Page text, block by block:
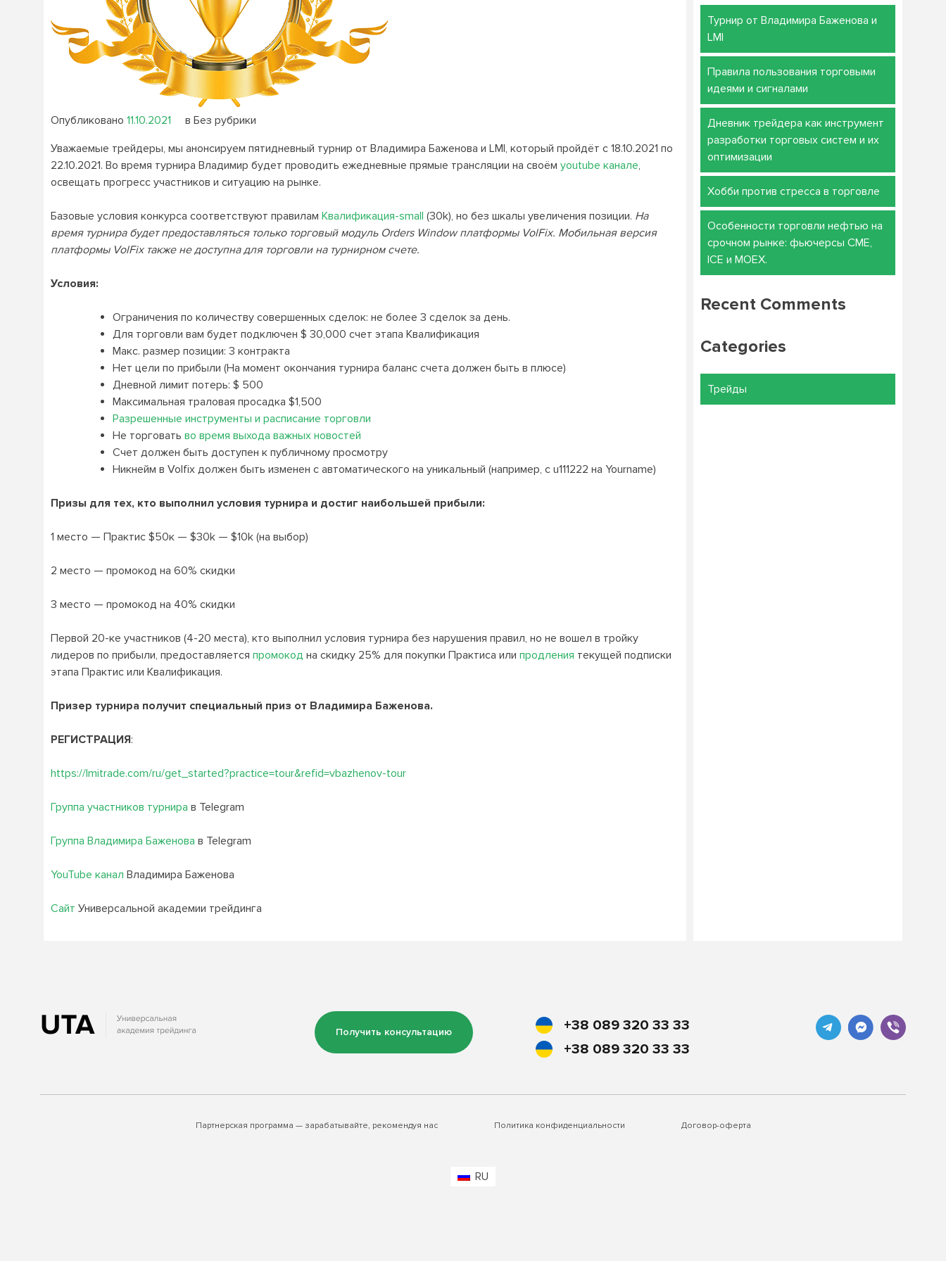
Опубликовано 11.10.2021
в Без рубрики
Уважаемые трейдеры, мы анонсируем пятидневный турнир от Владимира Баженова и LMI, который пройдёт с 18.10.2021 по
22.10.2021. Во время турнира Владимир будет проводить ежедневные прямые трансляции на своём youtube канале,
освещать прогресс участников и ситуацию на рынке.
Базовые условия конкурса соответствуют правилам Квалификация-small (30k), но без шкалы увеличения позиции. На
время турнира будет предоставляться только торговый модуль Orders Window платформы VolFix. Мобильная версия
платформы VolFix также не доступна для торговли на турнирном счете.
Условия:
Ограничения по количеству совершенных сделок: не более 3 сделок за день.
Для торговли вам будет подключен $ 30,000 счет этапа Квалификация
Макс. размер позиции: 3 контракта
Нет цели по прибыли (На момент окончания турнира баланс счета должен быть в плюсе)
Дневной лимит потерь: $ 500
Максимальная траловая просадка $1,500
Разрешенные инструменты и расписание торговли
Не торговать во время выхода важных новостей
Счет должен быть доступен к публичному просмотру
Никнейм в Volfix должен быть изменен с автоматического на уникальный (например, с u111222 на Yourname)
Призы для тех, кто выполнил условия турнира и достиг наибольшей прибыли:
1 место — Практис $50к — $30k — $10k (на выбор)
2 место — промокод на 60% скидки
3 место — промокод на 40% скидки
Первой 20-ке участников (4-20 места), кто выполнил условия турнира без нарушения правил, но не вошел в тройку
лидеров по прибыли, предоставляется промокод на скидку 25% для покупки Практиса или продления текущей подписки
этапа Практис или Квалификация.
Призер турнира получит специальный приз от Владимира Баженова.
РЕГИСТРАЦИЯ:
https://lmitrade.com/ru/get_started?practice=tour&refid=vbazhenov-tour
Группа участников турнира в Telegram
Группа Владимира Баженова в Telegram
YouTube канал Владимира Баженова
Сайт Универсальной академии трейдинга
Турнир от Владимира Баженова и
LMI
Правила пользования торговыми
идеями и сигналами
Дневник трейдера как инструмент
разработки торговых систем и их
оптимизации
Хобби против стресса в торговле
Особенности торговли нефтью на
срочном рынке: фьючерсы CME,
ICE и MOEX.
Recent Comments
Categories
Трейды
Получить консультацию
+38 089 320 33 33
+38 089 320 33 33
Партнерская программа — зарабатывайте, рекомендуя нас Политика конфиденциальности Договор-оферта
RU